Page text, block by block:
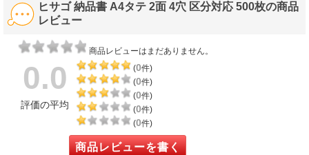
ヒサゴ 納品書 A4タテ 2面 4穴 区分対応 500枚の商品
レビュー
商品レビューはまだありません。
0.0
評価の平均
(0件)
(0件)
(0件)
(0件)
(0件)
商品レビューを書く